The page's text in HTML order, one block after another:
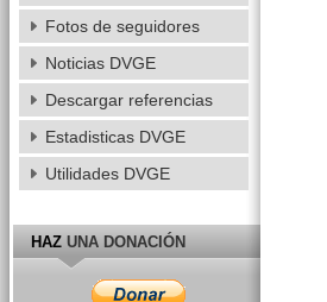
Fotos de seguidores
Noticias DVGE
Descargar referencias
Estadisticas DVGE
Utilidades DVGE
HAZUNA DONACIÓN